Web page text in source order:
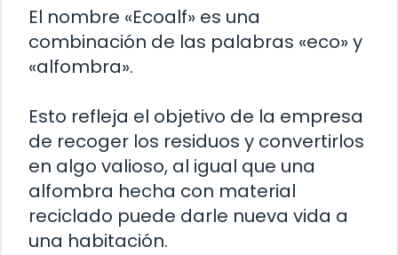
El nombre «Ecoalf» es una
combinación de las palabras «eco» y
«alfombra».
Esto refleja el objetivo de la empresa
de recoger los residuos y convertirlos
en algo valioso, al igual que una
alfombra hecha con material
reciclado puede darle nueva vida a
una habitación.